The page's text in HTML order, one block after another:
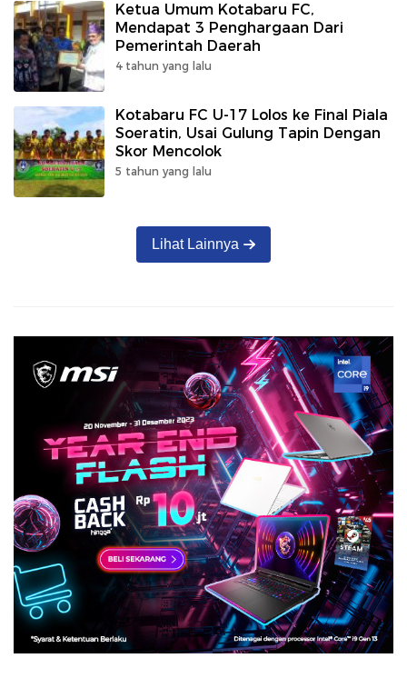
Ketua Umum Kotabaru FC,
Mendapat 3 Penghargaan Dari
Pemerintah Daerah
4 tahun yang lalu
Kotabaru FC U-17 Lolos ke Final Piala
Soeratin, Usai Gulung Tapin Dengan
Skor Mencolok
5 tahun yang lalu
Lihat Lainnya